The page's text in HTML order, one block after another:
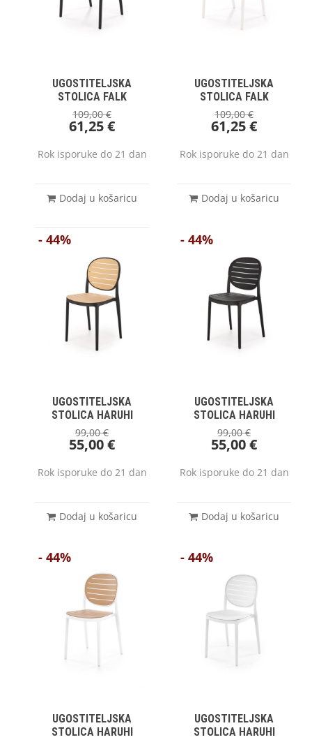
UGOSTITELJSKA
STOLICA FALK
109,00€
61,25€
Rok isporuke do 21 dan
Dodaj u košaricu
UGOSTITELJSKA
STOLICA FALK
109,00€
61,25€
Rok isporuke do 21 dan
Dodaj u košaricu
- 44%
UGOSTITELJSKA
STOLICA HARUHI
99,00€
55,00€
Rok isporuke do 21 dan
Dodaj u košaricu
- 44%
UGOSTITELJSKA
STOLICA HARUHI
99,00€
55,00€
Rok isporuke do 21 dan
Dodaj u košaricu
- 44%
UGOSTITELJSKA
STOLICA HARUHI
- 44%
UGOSTITELJSKA
STOLICA HARUHI